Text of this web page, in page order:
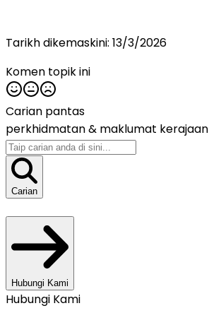
Tarikh dikemaskini: 13/3/2026
Komen topik ini
Carian pantas
perkhidmatan & maklumat kerajaan
Carian
Hubungi Kami
Hubungi Kami